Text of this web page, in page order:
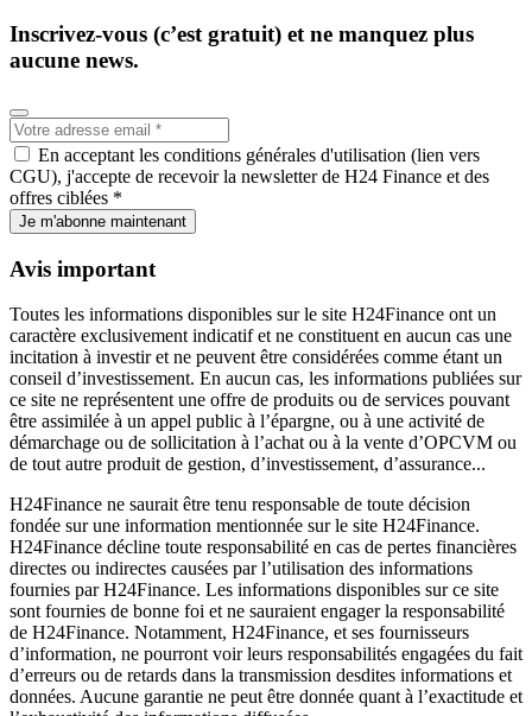
Inscrivez-vous (c’est gratuit) et ne manquez plus
aucune news.
En acceptant les conditions générales d'utilisation (lien vers
CGU), j'accepte de recevoir la newsletter de H24 Finance et des
offres ciblées *
Je m'abonne maintenant
Avis important
Toutes les informations disponibles sur le site H24Finance ont un
caractère exclusivement indicatif et ne constituent en aucun cas une
incitation à investir et ne peuvent être considérées comme étant un
conseil d’investissement. En aucun cas, les informations publiées sur
ce site ne représentent une offre de produits ou de services pouvant
être assimilée à un appel public à l’épargne, ou à une activité de
démarchage ou de sollicitation à l’achat ou à la vente d’OPCVM ou
de tout autre produit de gestion, d’investissement, d’assurance...
H24Finance ne saurait être tenu responsable de toute décision
fondée sur une information mentionnée sur le site H24Finance.
H24Finance décline toute responsabilité en cas de pertes financières
directes ou indirectes causées par l’utilisation des informations
fournies par H24Finance. Les informations disponibles sur ce site
sont fournies de bonne foi et ne sauraient engager la responsabilité
de H24Finance. Notamment, H24Finance, et ses fournisseurs
d’information, ne pourront voir leurs responsabilités engagées du fait
d’erreurs ou de retards dans la transmission desdites informations et
données. Aucune garantie ne peut être donnée quant à l’exactitude et